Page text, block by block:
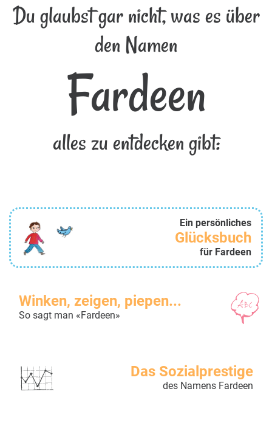
Du glaubst gar nicht, was es über
den Namen
Fardeen
alles zu entdecken gibt:
Ein persönliches
Glücksbuch
für Fardeen
Winken, zeigen, piepen...
So sagt man «Fardeen»
Das Sozialprestige
des Namens Fardeen